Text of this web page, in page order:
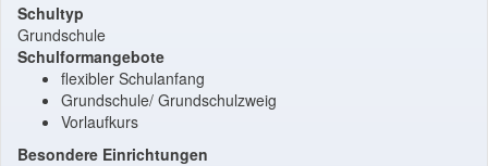
Schultyp
Grundschule
Schulformangebote
flexibler Schulanfang
Grundschule/ Grundschulzweig
Vorlaufkurs
Besondere Einrichtungen